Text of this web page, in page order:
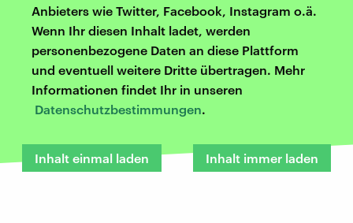
Anbieters wie Twitter, Facebook, Instagram o.ä.
Wenn Ihr diesen Inhalt ladet, werden
personenbezogene Daten an diese Plattform
und eventuell weitere Dritte übertragen. Mehr
Informationen findet Ihr in unseren
Datenschutzbestimmungen.
Inhalt einmal laden Inhalt immer laden